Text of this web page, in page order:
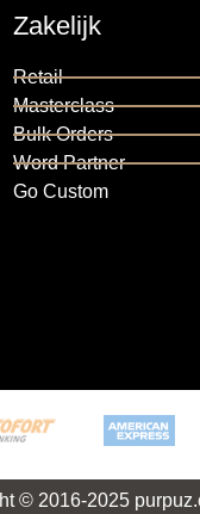
Zakelijk
Retail
Masterclass
Bulk Orders
Word Partner
Go Custom
© 2016-2025